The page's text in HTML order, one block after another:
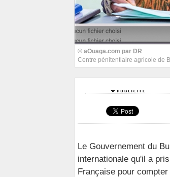
© aOuaga.com par DR
Centre pénitentiaire agricole de
Le Gouvernement du
internationale qu'il a
Française pour